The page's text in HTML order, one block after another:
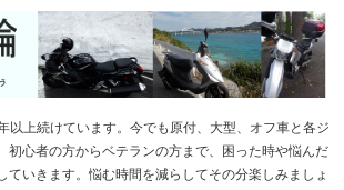
以上続けています。今でも原付、大型、オフ車と各ジ
初心者の方からベテランの方まで、困った時や悩んだ
ていきます。悩む時間を減らしてその分楽しみましょ